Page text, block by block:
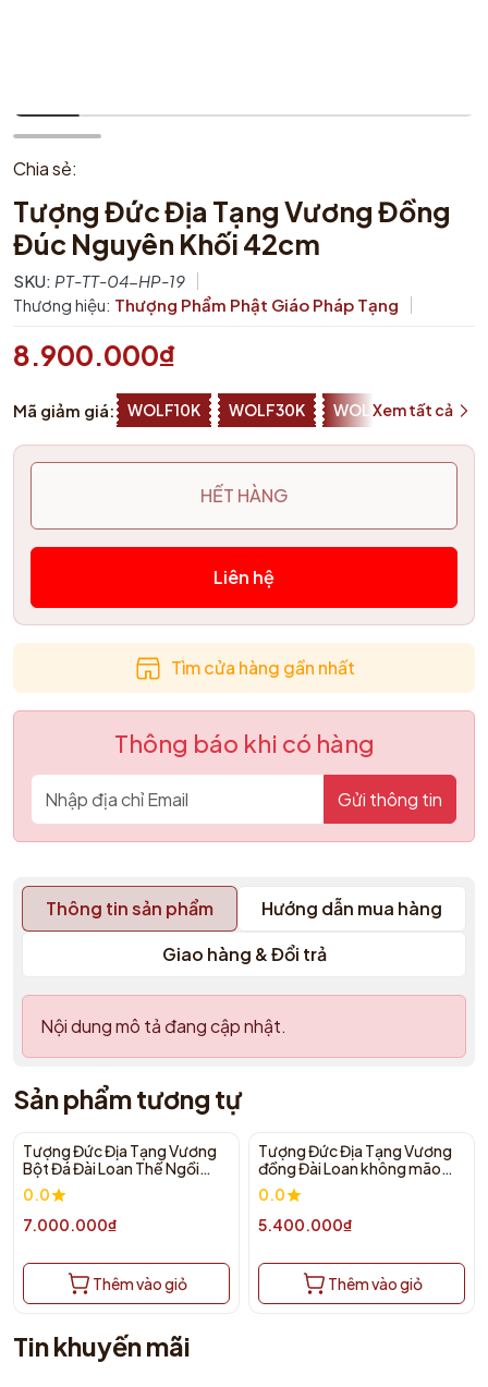
Chia sẻ:
Tượng Đức Địa Tạng Vương Đồng
Đúc Nguyên Khối 42cm
SKU: PT-TT-04-HP-19
Thương hiệu: Thượng Phẩm Phật Giáo Pháp Tạng
8.900.000₫
Mã giảm giá: WOLF10K WOLF30K WOLF50KXem tất cả
HẾT HÀNG
Liên hệ
Tìm cửa hàng gần nhất
Thông báo khi có hàng
Gửi thông tin
Thông tin sản phẩm
Hướng dẫn mua hàng
Giao hàng & Đổi trả
Nội dung mô tả đang cập nhật.
Sản phẩm tương tự
Tượng Đức Địa Tạng Vương
Bột Đá Đài Loan Thế Ngồi
40cm
0.0
7.000.000₫
Thêm vào giỏ
Tượng Đức Địa Tạng Vương
đồng Đài Loan không mão
thế ngồi 30cm
0.0
5.400.000₫
Thêm vào giỏ
Tin khuyến mãi